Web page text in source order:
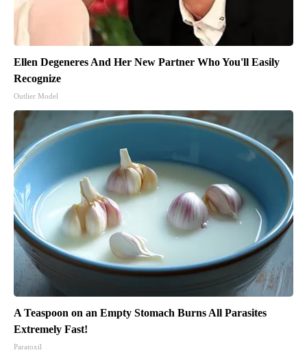
Ellen Degeneres And Her New Partner Who You'll Easily
Recognize
Outlier Model
A Teaspoon on an Empty Stomach Burns All Parasites
Extremely Fast!
Paratoxil